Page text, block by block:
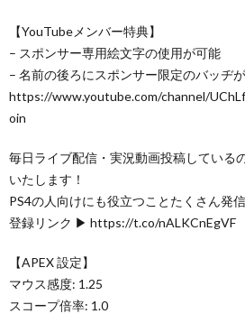
【YouTubeメンバー特典】
– スポンサー専用絵文字の使用が可能
– 名前の後ろにスポンサー限定のバッヂ
https://www.youtube.com/channel/
oin
毎日ライブ配信・実況動画投稿している
いたします！
PS4の人向けにも役立つことたくさん発
登録リンク ▶ https://t.co/nALKCnEgVF
【APEX 設定】
マウス感度: 1.25
スコープ倍率: 1.0